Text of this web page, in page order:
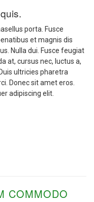
porta. Fusce
et magnis dis
Nulla dui. Fusce feugiat
at, cursus nec, luctus a,
ultricies pharetra
Donec sit amet eros.
adipiscing elit.
COMMODO